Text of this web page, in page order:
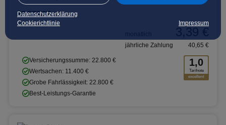
Datenschutzerklärung
Cookierichtlinie
Impressum
PROTECT +
1,0
Tarifnote
excellent
Versicherungssumme: 22.800 €
Wertsachen: 11.400 €
Grobe Fahrlässigkeit: 22.800 €
Best-Leistungs-Garantie
jährliche Zahlung 40,65 €